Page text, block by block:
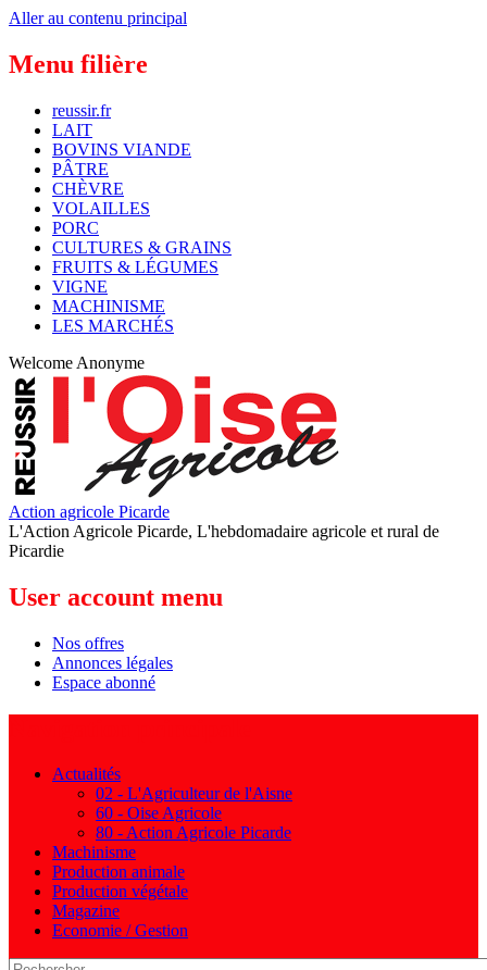
Aller au contenu principal
Menu filière
reussir.fr
LAIT
BOVINS VIANDE
PÂTRE
CHÈVRE
VOLAILLES
PORC
CULTURES & GRAINS
FRUITS & LÉGUMES
VIGNE
MACHINISME
LES MARCHÉS
Welcome Anonyme
Action agricole Picarde
L'Action Agricole Picarde, L'hebdomadaire agricole et rural de
Picardie
User account menu
Nos offres
Annonces légales
Espace abonné
Actualités
02 - L'Agriculteur de l'Aisne
60 - Oise Agricole
80 - Action Agricole Picarde
Machinisme
Production animale
Production végétale
Magazine
Economie / Gestion